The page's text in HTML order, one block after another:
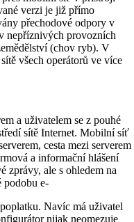
verzi je již přímo
přechodové odpory v
nepříznivých provozních
(chov ryb). V
všech operátorů ve více
a uživatelem se z pouhé
sítě Internet. Mobilní síť
cesta mezi serverem
a informační hlášení
zprávy, ale s ohledem na
podobu e-
Navíc má uživatel
nijak neomezuje